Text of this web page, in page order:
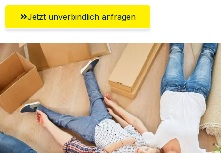
Jetzt unverbindlich anfragen